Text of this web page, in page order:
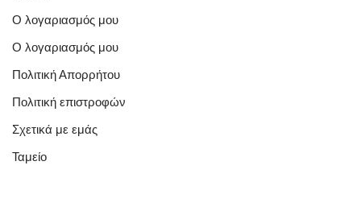
Ο λογαριασμός μου
Ο λογαριασμός μου
Πολιτική Απορρήτου
Πολιτική επιστροφών
Σχετικά με εμάς
Ταμείο